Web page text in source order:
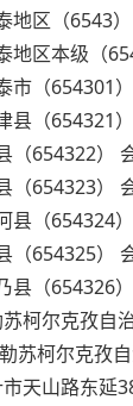
地区（6543）
地区本级（
市（654301
县（654321
（654322）
（654323）
县（654324
（654325）
县（654326
柯尔克孜自
苏柯尔克孜
天山路东延